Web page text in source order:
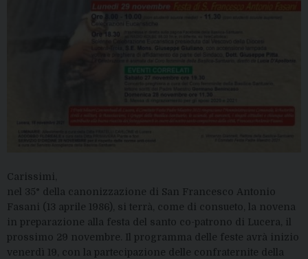
Carissimi,
nel 35° della canonizzazione di San Francesco Antonio
Fasani (13 aprile 1986), si terrà, come di consueto, la novena
in preparazione alla festa del santo co-patrono di Lucera, il
prossimo 29 novembre. Il programma delle feste avrà inizio
venerdì 19, con la partecipazione delle confraternite della